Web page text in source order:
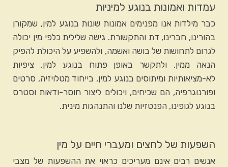
עמדות ואמונות בנוגע למיניות
כבר מילדות אנו מפנימים אמונות שונות בנוגע למין, שמקורן
בהורינו, חברינו, דת והתקשורת. גישה שלילית כלפי מין יכולה
לגרום לתחושות של בושה ואשמה, ולהשפיע על היכולת להפיק
הנאה ממין, ולתקשר באופן פתוח בנוגע למין. ציפיות
לא-מציאותיות ומיתוסים בנוגע למין, בייחוד מטלויזיה, סרטים
ופורנוגרפיה, הם שכיחים, ויכולים ליצור חוסר-ודאות וסטרס
בנוגע לגופינו, הפנטזיות שלנו והתנהגות מינית.
השפעות של לחצים ומעברי חיים על מין
אנשים רבים אינם מעריכים כראוי את ההשפעות של מצבי